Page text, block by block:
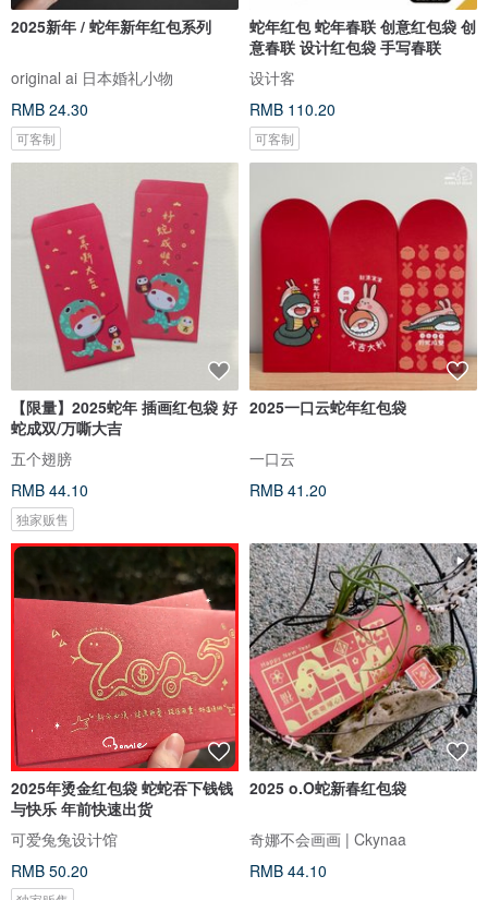
2025新年 / 蛇年新年红包系列
original ai 日本婚礼小物
RMB 24.30
可客制
蛇年红包 蛇年春联 创意红包袋 创
意春联 设计红包袋 手写春联
设计客
RMB 110.20
可客制
【限量】2025蛇年 插画红包袋 好
蛇成双/万嘶大吉
五个翅膀
RMB 44.10
独家贩售
2025一口云蛇年红包袋
一口云
RMB 41.20
2025年烫金红包袋 蛇蛇吞下钱钱
与快乐 年前快速出货
可爱兔兔设计馆
RMB 50.20
2025 o.O蛇新春红包袋
奇娜不会画画 | Ckynaa
RMB 44.10